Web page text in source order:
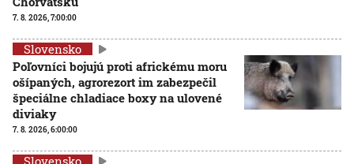
7. 8. 2026, 7:00:00
Slovensko
Poľovníci bojujú proti africkému moru
ošípaných, agrorezort im zabezpečil
špeciálne chladiace boxy na ulovené
diviaky
7. 8. 2026, 6:00:00